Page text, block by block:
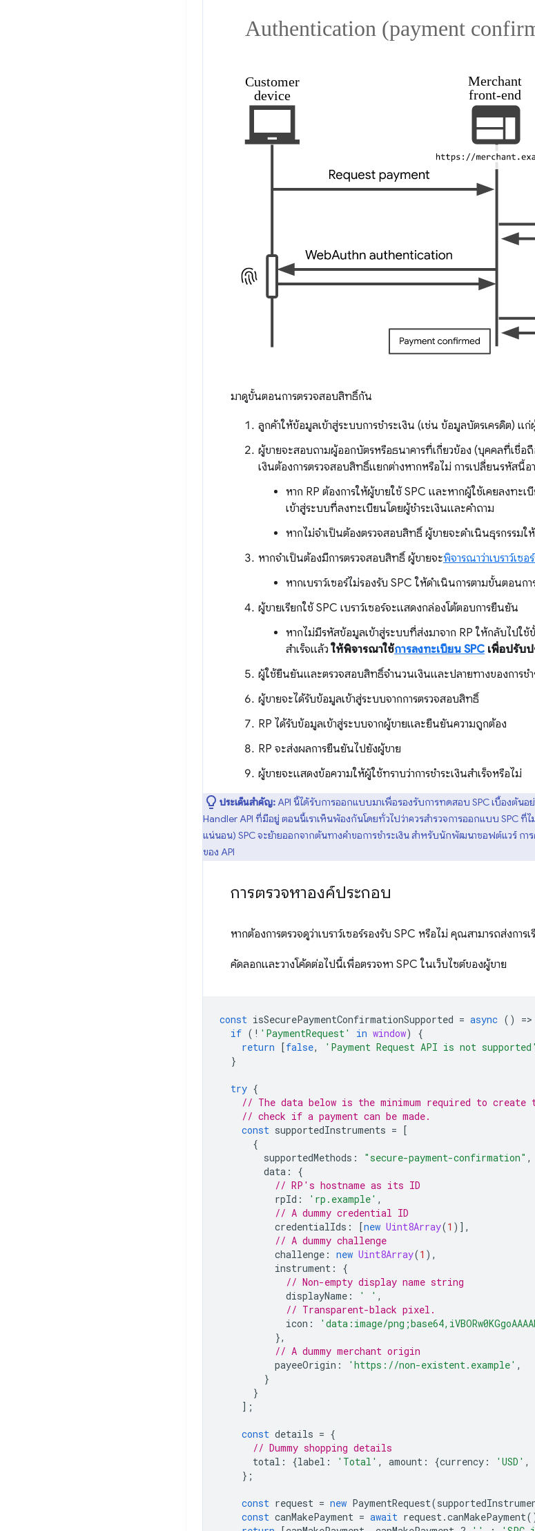
มาดูขั้นตอนการตรวจสอบสิทธิ์กัน
ลูกค้าให้ข้อมูลเข้าสู่ระบบการชำระเงิน (เช่น ข้อมูลบัตรเครดิต) แก่
ผู้ขายจะสอบถามผู้ออกบัตรหรือธนาคารที่เกี่ยวข้อง (บุคคลที่เชื่อถื
เงินต้องการตรวจสอบสิทธิ์แยกต่างหากหรือไม่ การเปลี่ยนรหัสนี้อ
หาก RP ต้องการให้ผู้ขายใช้ SPC และหากผู้ใช้เคยลงท
เข้าสู่ระบบที่ลงทะเบียนโดยผู้ชำระเงินและคำถาม
หากไม่จําเป็นต้องตรวจสอบสิทธิ์ ผู้ขายจะดําเนินธุรกรรมใ
หากจำเป็นต้องมีการตรวจสอบสิทธิ์ ผู้ขายจะพิจารณาว่าเบราว์เซ
หากเบราว์เซอร์ไม่รองรับ SPC ให้ดำเนินการตามขั้นตอน
ผู้ขายเรียกใช้ SPC เบราว์เซอร์จะแสดงกล่องโต้ตอบการยืนยัน
หากไม่มีรหัสข้อมูลเข้าสู่ระบบที่ส่งมาจาก RP ให้กลับไป
สำเร็จแล้วให้พิจารณาใช้การลงทะเบียน SPC เพื่อปรับ
ผู้ใช้ยืนยันและตรวจสอบสิทธิ์จำนวนเงินและปลายทางของการช
ผู้ขายจะได้รับข้อมูลเข้าสู่ระบบจากการตรวจสอบสิทธิ์
RP ได้รับข้อมูลเข้าสู่ระบบจากผู้ขายและยืนยันความถูกต้อง
RP จะส่งผลการยืนยันไปยังผู้ขาย
ผู้ขายจะแสดงข้อความให้ผู้ใช้ทราบว่าการชำระเงินสำเร็จหรือไม่
ประเด็นสำคัญ:API นี้ได้รับการออกแบบมาเพื่อรองรับการทดสอบ SPC เบื้องต้นอ
Handler API ที่มีอยู่ ตอนนี้เราเห็นพ้องกันโดยทั่วไปว่าควรสำรวจการออกแบบ SPC ที่ไม่
แน่นอน) SPC จะย้ายออกจากต้นทางคำขอการชำระเงิน สําหรับนักพัฒนาซอฟต์แวร์ กา
ของ API
การตรวจหาองค์ประกอบ
หากต้องการตรวจดูว่าเบราว์เซอร์รองรับ SPC หรือไม่ คุณสามารถส่งการ
คัดลอกและวางโค้ดต่อไปนี้เพื่อตรวจหา SPC ในเว็บไซต์ของผู้ขาย
const isSecurePaymentConfirmationSupported = async () =>
if ( ! 'PaymentRequest' in window)
{
return [false, 'Payment Request API is not supported'
}
try {
// The data below is the minimum required to create
// check if a payment can be made.
const supportedInstruments = [
{
supportedMethods : "secure-payment-confirmation" ,
data :
{
// RP's hostname as its ID
rpId : 'rp.example' ,
// A dummy credential ID
credentialIds : [new Uint8Array(1 )],
// A dummy challenge
challenge : new Uint8Array(1 ),
instrument :
{
// Non-empty display name string
displayName : ' ' ,
// Transparent-black pixel.
icon :
'data:image/
},
// A dummy merchant origin
payeeOrigin : 'https://non-existent.example' ,
}
}
];
const details = {
// Dummy shopping details
total : {label : 'Total' , amount : {currency : 'USD' ,
};
const request = new PaymentRequest(
const canMakePayment = await request.canMakePayment